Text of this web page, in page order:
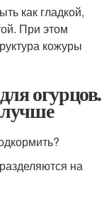
как гладкой,
При этом
кожуры
огурцов.
на